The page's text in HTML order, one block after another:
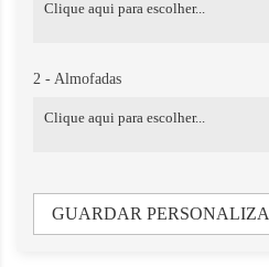
2 - Almofadas
GUARDAR